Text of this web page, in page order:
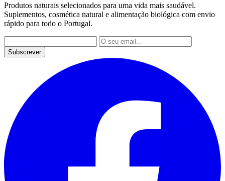
Produtos naturais selecionados para uma vida mais saudável.
Suplementos, cosmética natural e alimentação biológica com envio
rápido para todo o Portugal.
Subscrever